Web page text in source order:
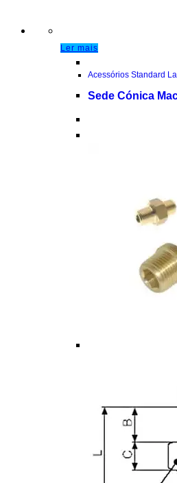
Ler mais
Acessórios Standard
Sede Cónica